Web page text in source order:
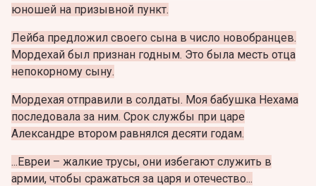
юношей на призывной пункт.
Лейба предложил своего сына в число новобранцев.
Мордехай был признан годным. Это была месть отца
непокорному сыну.
Мордехая отправили в солдаты. Моя бабушка Нехама
последовала за ним. Срок службы при царе
Александре втором равнялся десяти годам.
...Евреи – жалкие трусы, они избегают служить в
армии, чтобы сражаться за царя и отечество...